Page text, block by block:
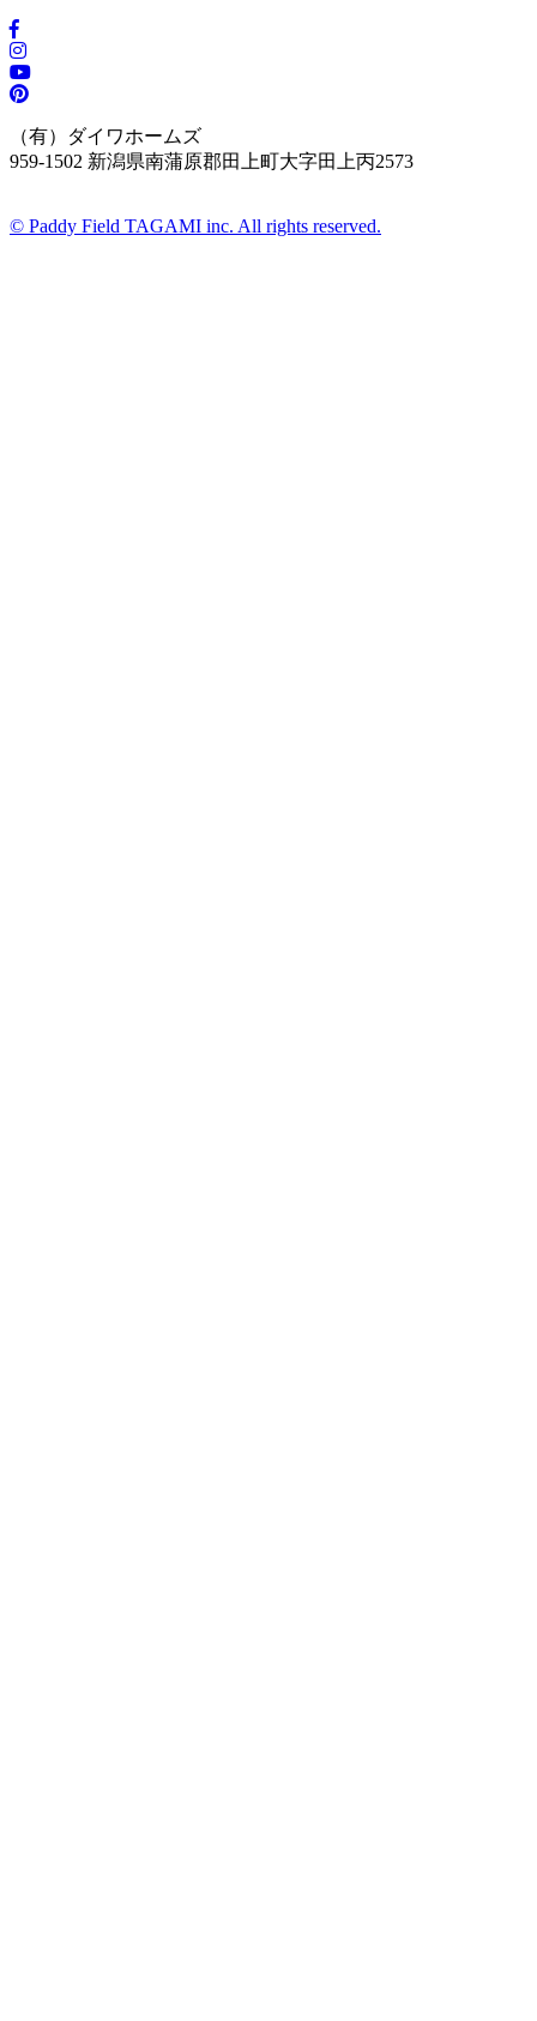
（有）ダイワホームズ
959-1502 新潟県南蒲原郡田上町大字田上丙2573
© Paddy Field TAGAMI inc. All rights reserved.